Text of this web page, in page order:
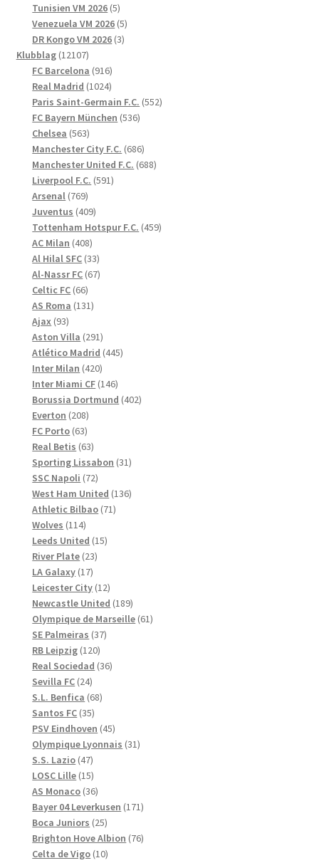
produkter
Tunisien VM 2026 55
produkter
Venezuela VM 2026 55
DR Kongo VM 2026 33
Klubblag 1210712107
produkter
FC Barcelona 916916
produkter
Real Madrid 10241024
produkter
Paris Saint-Germain F.C. 552552
FC Bayern München 536536
Chelsea 563563
produkter
Manchester City F.C. 686686
produkter
Manchester United F.C. 688688
Liverpool F.C. 591591
Arsenal 769769
produkter
Juventus 409409
produkter
Tottenham Hotspur F.C. 459459
AC Milan 408408
produkter
Al Hilal SFC 3333
produkter
Al-Nassr FC 6767
Celtic FC 6666
produkter
AS Roma 131131
Ajax 9393
produkter
Aston Villa 291291
produkter
Atlético Madrid 445445
Inter Milan 420420
produkter
Inter Miami CF 146146
produkter
Borussia Dortmund 402402
Everton 208208
produkter
FC Porto 6363
produkter
Real Betis 6363
produkter
Sporting Lissabon 3131
SSC Napoli 7272
produkter
West Ham United 136136
Athletic Bilbao 7171
Wolves 114114
produkter
Leeds United 1515
River Plate 2323
LA Galaxy 1717
produkter
Leicester City 1212
produkter
Newcastle United 189189
produkter
Olympique de Marseille 6161
SE Palmeiras 3737
RB Leipzig 120120
produkter
Real Sociedad 3636
Sevilla FC 2424
produkter
S.L. Benfica 6868
Santos FC 3535
produkter
PSV Eindhoven 4545
produkter
Olympique Lyonnais 3131
S.S. Lazio 4747
produkter
LOSC Lille 1515
produkter
AS Monaco 3636
produkter
Bayer 04 Leverkusen 171171
Boca Juniors 2525
produkter
Brighton Hove Albion 7676
Celta de Vigo 1010